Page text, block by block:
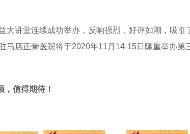
大讲堂连续成功举办，反响强烈，好评如潮，吸
马店正骨医院将于2020年11 月 14-15日隆重举办第
，值得期待！